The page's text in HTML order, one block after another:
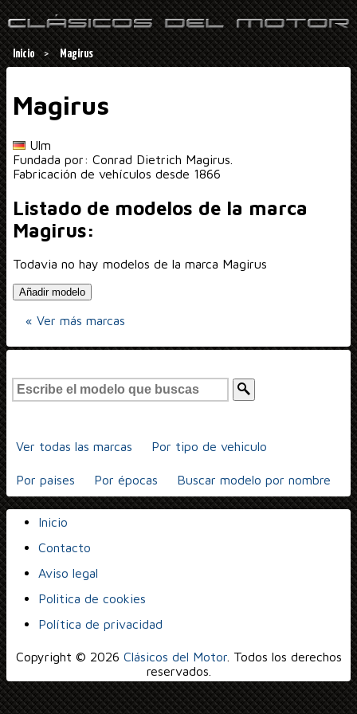
Inicio Magirus
Magirus
Ulm
Fundada por: Conrad Dietrich Magirus.
Fabricación de vehículos desde 1866
Listado de modelos de la marca
Magirus:
Todavia no hay modelos de la marca Magirus
Añadir modelo
« Ver más marcas
Ver todas las marcas Por tipo de vehiculo
Por paises Por épocas Buscar modelo por nombre
Inicio
Contacto
Aviso legal
Politica de cookies
Política de privacidad
Copyright © 2026 Clásicos del Motor. Todos los derechos
reservados.